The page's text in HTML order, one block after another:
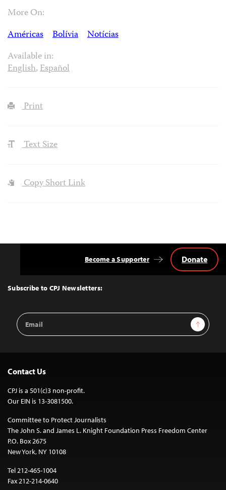
More On:
Américas
Bolívia
Notícias
Available in:
English,Español
Print
Text Size
Copy Short Link
Top
Subscribe to CPJ Newsletters:
Email
Address
Sign Up
Become a Supporter Donate
Contact Us
CPJ is a 501(c)3 non-profit.
Our EIN is 13-3081500.
Committee to Protect Journalists
The John S. and James L. Knight Foundation Press Freedom Center
P.O. Box 2675
New York, NY 10108
Tel 212-465-1004
Fax 212-214-0640